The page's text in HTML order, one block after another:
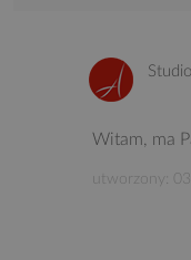
Witam, ma
utworzony: